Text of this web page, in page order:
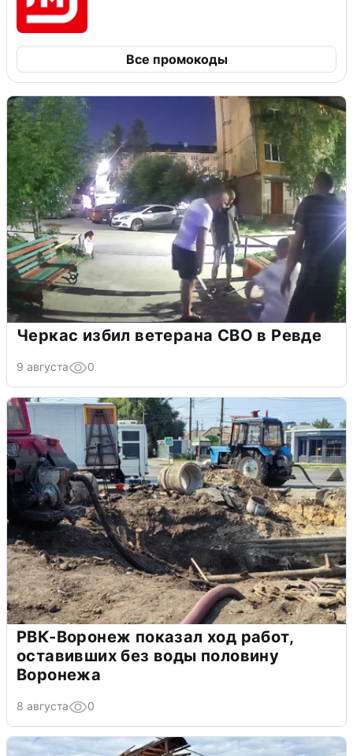
Все промокоды
Черкас избил ветерана СВО в Ревде
9 августа 0
РВК-Воронеж показал ход работ,
оставивших без воды половину
Воронежа
8 августа 0